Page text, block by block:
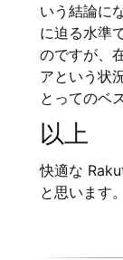
いう結論に
に迫る水準
のですが、
アという状
とってのベ
以上
快適な
と思います。